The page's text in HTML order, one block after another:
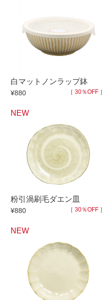
商品タイプ
セール
50％OFF～
アイテム
小皿
カレー皿・パスタ皿
長皿・さんま皿
盛鉢
ポット
白マットノンラップ鉢
¥880 ［ 30％OFF ］
NEW
粉引渦刷毛ダエン皿
¥880 ［ 30％OFF ］
NEW